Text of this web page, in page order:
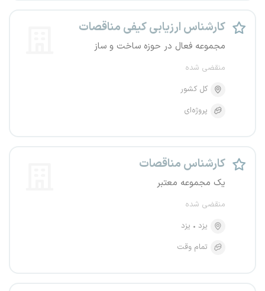
کارشناس ارزیابی کیفی مناقصات
مجموعه فعال در حوزه ساخت و ساز
منقضی شده
کل کشور
پروژه‌ای
کارشناس مناقصات
یک مجموعه معتبر
منقضی شده
یزد
یزد
تمام وقت